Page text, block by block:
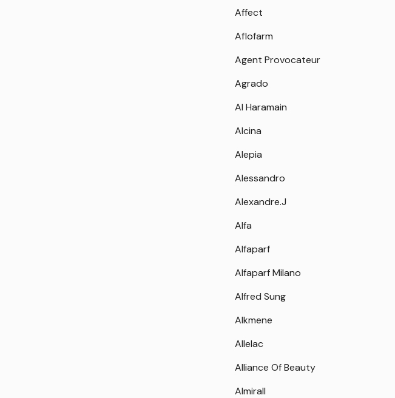
Affect
Aflofarm
Agent Provocateur
Agrado
Al Haramain
Alcina
Alepia
Alessandro
Alexandre.J
Alfa
Alfaparf
Alfaparf Milano
Alfred Sung
Alkmene
Allelac
Alliance Of Beauty
Almirall